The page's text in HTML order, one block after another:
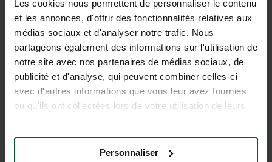
Les cookies nous permettent de personnaliser le contenu
et les annonces, d'offrir des fonctionnalités relatives aux
médias sociaux et d'analyser notre trafic. Nous
partageons également des informations sur l'utilisation de
notre site avec nos partenaires de médias sociaux, de
publicité et d'analyse, qui peuvent combiner celles-ci
avec d'autres informations que vous leur avez fournies
ou qu'ils ont collectées lors de votre utilisation de leurs
Personnaliser
verblijf